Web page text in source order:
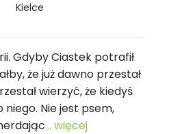
Kielce
Gdyby Ciastek potrafił
że już dawno przestał
wierzyć, że kiedyś
niego. Nie jest psem,
... więcej